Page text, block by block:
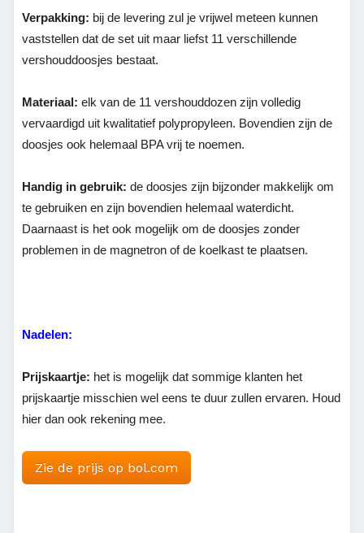
Verpakking: bij de levering zul je vrijwel meteen kunnen
vaststellen dat de set uit maar liefst 11 verschillende
vershouddoosjes bestaat.
Materiaal: elk van de 11 vershouddozen zijn volledig
vervaardigd uit kwalitatief polypropyleen. Bovendien zijn de
doosjes ook helemaal BPA vrij te noemen.
Handig in gebruik: de doosjes zijn bijzonder makkelijk om
te gebruiken en zijn bovendien helemaal waterdicht.
Daarnaast is het ook mogelijk om de doosjes zonder
problemen in de magnetron of de koelkast te plaatsen.
Nadelen:
Prijskaartje: het is mogelijk dat sommige klanten het
prijskaartje misschien wel eens te duur zullen ervaren. Houd
hier dan ook rekening mee.
Zie de prijs op bol.com